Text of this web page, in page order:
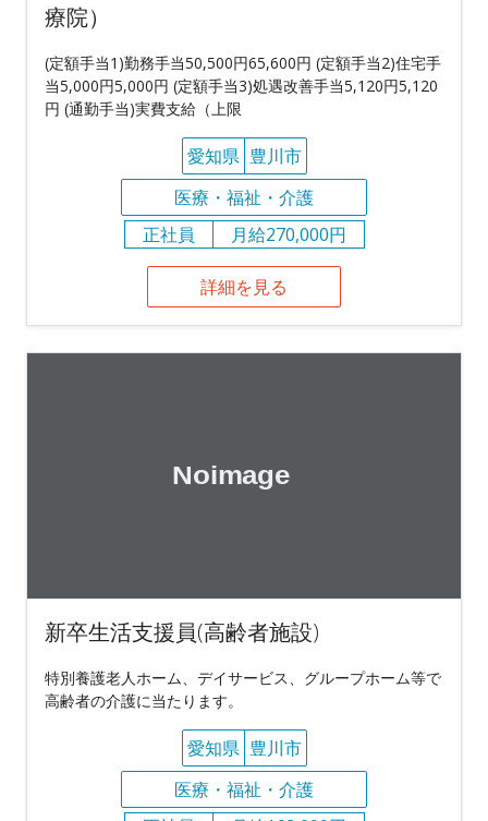
療院）
(定額手当1)勤務手当50,500円65,600円 (定額手当2)住宅手
当5,000円5,000円 (定額手当3)処遇改善手当5,120円5,120
円 (通勤手当)実費支給（上限
愛知県 豊川市
医療・福祉・介護
正社員
月給270,000円
詳細を見る
新卒生活支援員(高齢者施設)
特別養護老人ホーム、デイサービス、グループホーム等で
高齢者の介護に当たります。
愛知県 豊川市
医療・福祉・介護